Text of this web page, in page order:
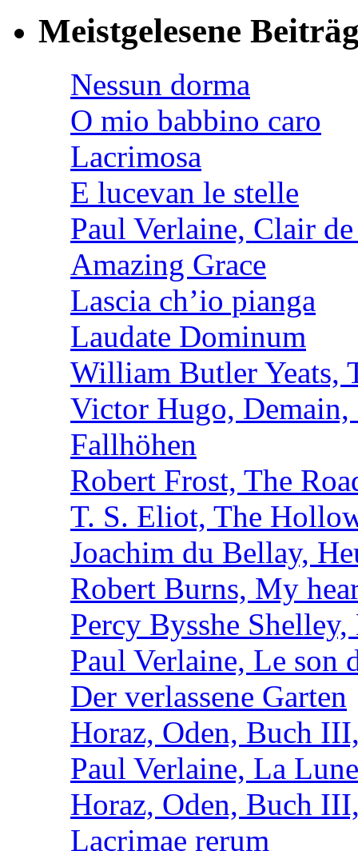
Meistgelesene
Nessun dorma
O mio babbino caro
Lacrimosa
E lucevan le stelle
Paul Verlaine, Clair
Amazing Grace
Lascia ch’io pianga
Laudate Dominum
William Butler Yeats,
Victor Hugo, Demain,
Fallhöhen
Robert Frost, The
T. S. Eliot, The
Joachim du Bellay,
Robert Burns, My
Percy Bysshe
Paul Verlaine, Le son
Der verlassene Garten
Horaz, Oden, Buch
Paul Verlaine, La
Horaz, Oden, Buch
Lacrimae rerum